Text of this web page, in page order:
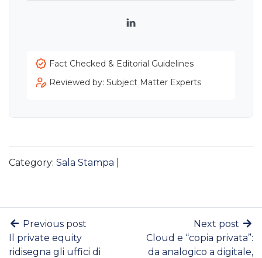
LinkedIn
Fact Checked & Editorial Guidelines
Reviewed by: Subject Matter Experts
Category: Sala Stampa
Previous post
Il private equity
ridisegna gli uffici di
Next post
Cloud e “copia privata”:
da analogico a digitale,